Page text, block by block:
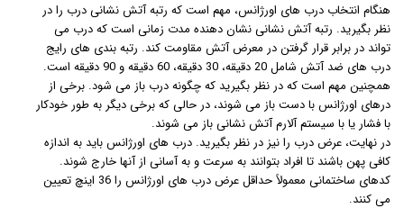
هنگام انتخاب درب های اورژانس، مهم است که رتبه آتش نشانی درب را در
نظر بگیرید. رتبه آتش نشانی نشان دهنده مدت زمانی است که درب می
تواند در برابر قرار گرفتن در معرض آتش مقاومت کند. رتبه بندی های رایج
درب های ضد آتش شامل 20 دقیقه، 30 دقیقه، 60 دقیقه و 90 دقیقه است.
همچنین مهم است که در نظر بگیرید که چگونه درب باز می شود. برخی از
درهای اورژانس با دست باز می شوند، در حالی که برخی دیگر به طور خودکار
با فشار یا با سیستم آلارم آتش نشانی باز می شوند.
در نهایت، عرض درب را نیز در نظر بگیرید. درب های اورژانس باید به اندازه
کافی پهن باشند تا افراد بتوانند به سرعت و به آسانی از آنها خارج شوند.
کدهای ساختمانی معمولاً حداقل عرض درب های اورژانس را 36 اینچ تعیین
می کنند.